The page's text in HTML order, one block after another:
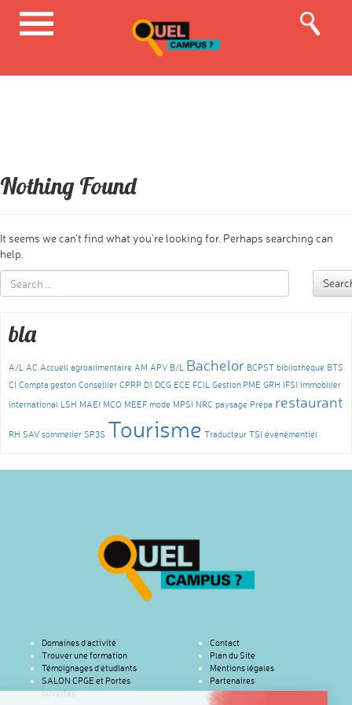
Nothing Found
It seems we can’t find what you’re looking for. Perhaps searching can
help.
bla
A/L AC Accueil agroalimentaire AM APV B/L Bachelor BCPST bibliothèque BTS
CI Compta geston Conseiller CPRP D1 DCG ECE FCIL Gestion PME GRH IFSI immobilier
international LSH MAEI MCO MEEF mode MPSI NRC paysage Prépa restaurant
RH SAV sommelier SP3S Tourisme Traducteur TSI événémentiel
Domaines d’activité
Trouver une formation
Témoignages d’étudiants
SALON CPGE et Portes
ouvertes
Contact
Plan du Site
Mentions légales
Partenaires